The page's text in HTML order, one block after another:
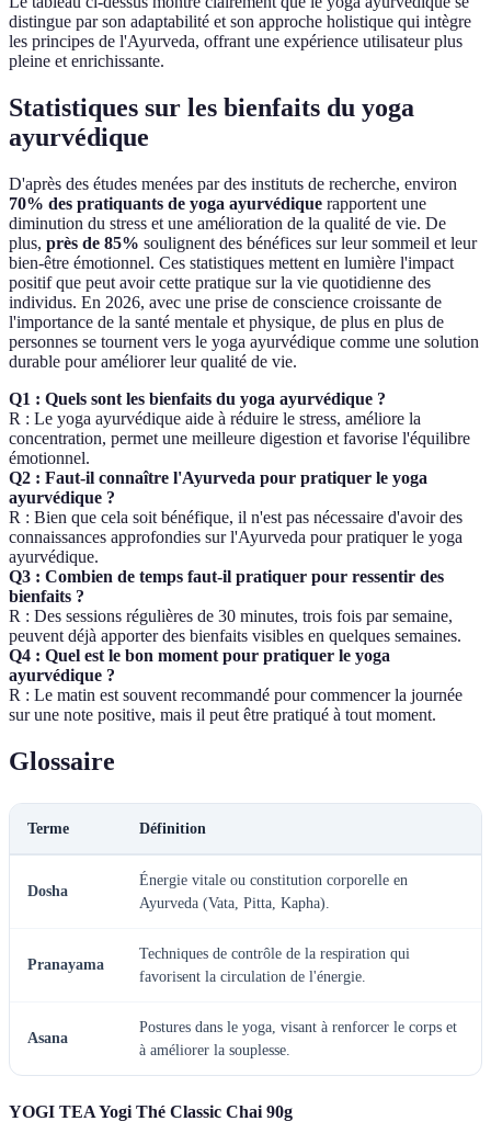
distingue par son adaptabilité et son approche holistique qui intègre
les principes de l'Ayurveda, offrant une expérience utilisateur plus
pleine et enrichissante.
Statistiques sur les bienfaits du yoga
ayurvédique
D'après des études menées par des instituts de recherche, environ
70% des pratiquants de yoga ayurvédique rapportent une
diminution du stress et une amélioration de la qualité de vie. De
plus, près de 85% soulignent des bénéfices sur leur sommeil et leur
bien-être émotionnel. Ces statistiques mettent en lumière l'impact
positif que peut avoir cette pratique sur la vie quotidienne des
individus. En 2026, avec une prise de conscience croissante de
l'importance de la santé mentale et physique, de plus en plus de
personnes se tournent vers le yoga ayurvédique comme une solution
durable pour améliorer leur qualité de vie.
Q1 : Quels sont les bienfaits du yoga ayurvédique ?
R : Le yoga ayurvédique aide à réduire le stress, améliore la
concentration, permet une meilleure digestion et favorise l'équilibre
émotionnel.
Q2 : Faut-il connaître l'Ayurveda pour pratiquer le yoga
ayurvédique ?
R : Bien que cela soit bénéfique, il n'est pas nécessaire d'avoir des
connaissances approfondies sur l'Ayurveda pour pratiquer le yoga
ayurvédique.
Q3 : Combien de temps faut-il pratiquer pour ressentir des
bienfaits ?
R : Des sessions régulières de 30 minutes, trois fois par semaine,
peuvent déjà apporter des bienfaits visibles en quelques semaines.
Q4 : Quel est le bon moment pour pratiquer le yoga
ayurvédique ?
R : Le matin est souvent recommandé pour commencer la journée
sur une note positive, mais il peut être pratiqué à tout moment.
Glossaire
Terme Définition
Dosha
Énergie vitale ou constitution corporelle en
Ayurveda (Vata, Pitta, Kapha).
Pranayama
Techniques de contrôle de la respiration qui
favorisent la circulation de l'énergie.
Asana
Postures dans le yoga, visant à renforcer le corps et
à améliorer la souplesse.
YOGI TEA Yogi Thé Classic Chai 90g